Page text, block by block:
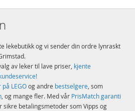
lekebutikk og vi sender din ordre lynraskt
av leker til lave priser, kjente
LEGOog andre bestselgere , som
, og mange fler. Med vår PrisMatch garanti
sikre betalingsmetoder som Vipps og